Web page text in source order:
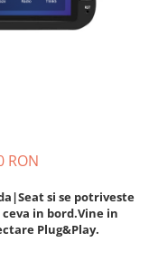
RON
si se potriveste
in bord.Vine in
Plug&Play.